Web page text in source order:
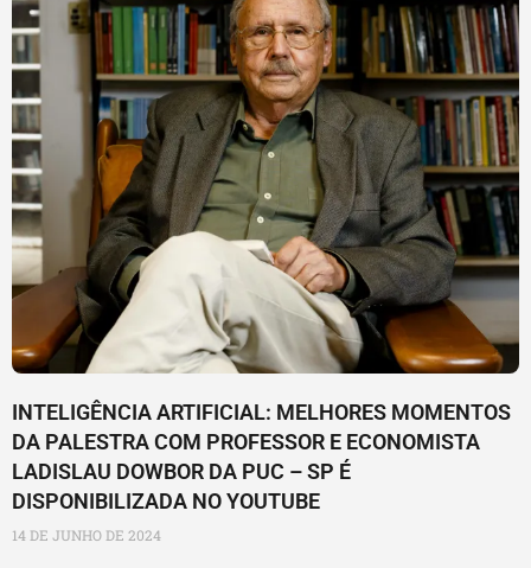
INTELIGÊNCIA ARTIFICIAL: MELHORES MOMENTOS
DA PALESTRA COM PROFESSOR E ECONOMISTA
LADISLAU DOWBOR DA PUC – SP É
DISPONIBILIZADA NO YOUTUBE
14 DE JUNHO DE 2024